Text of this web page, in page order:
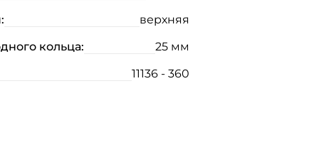
верхняя
кольца:
25 мм
11136 - 360